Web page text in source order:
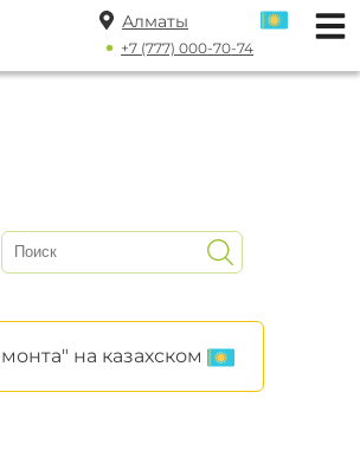
Алматы
+7 (777) 000-70-74
на казахском